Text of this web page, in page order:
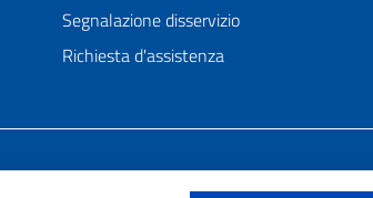
Segnalazione disservizio
Richiesta d'assistenza